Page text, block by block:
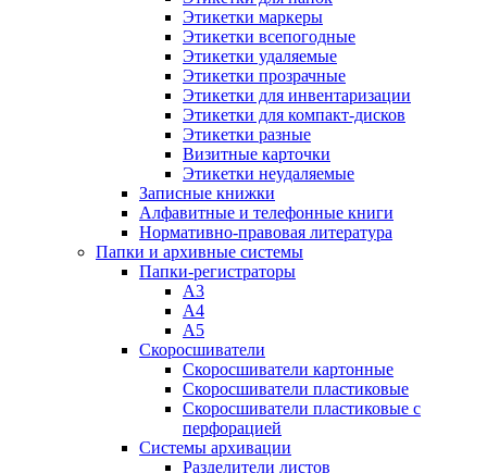
Этикетки маркеры
Этикетки всепогодные
Этикетки удаляемые
Этикетки прозрачные
Этикетки для инвентаризации
Этикетки для компакт-дисков
Этикетки разные
Визитные карточки
Этикетки неудаляемые
Записные книжки
Алфавитные и телефонные книги
Нормативно-правовая литература
Папки и архивные системы
Папки-регистраторы
А3
А4
А5
Скоросшиватели
Скоросшиватели картонные
Скоросшиватели пластиковые
Скоросшиватели пластиковые с
перфорацией
Системы архивации
Разделители листов